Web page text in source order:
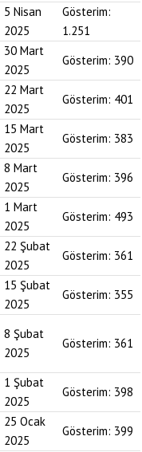
5 Nisan
2025
Gösterim:
1.251
30 Mart
2025
Gösterim: 390
22 Mart
2025
Gösterim: 401
15 Mart
2025
Gösterim: 383
8 Mart
2025
Gösterim: 396
1 Mart
2025
Gösterim: 493
22 Şubat
2025
Gösterim: 361
15 Şubat
2025
Gösterim: 355
8 Şubat
2025
Gösterim: 361
1 Şubat
2025
Gösterim: 398
25 Ocak
2025
Gösterim: 399